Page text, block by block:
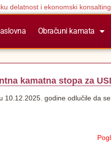
delatnost i ekonomski konsalting
Obračuni kamata
kamatna stopa za
10.12.2025. godine odlučile da